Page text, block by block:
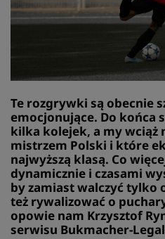
Te rozgrywki są obecnie
emocjonujące. Do końca
kilka kolejek, a my wciąż
mistrzem Polski i które
najwyższą klasą. Co
dynamicznie i czasami
by zamiast walczyć tylko
też rywalizować o
opowie nam Krzysztof
serwisu Bukmacher-